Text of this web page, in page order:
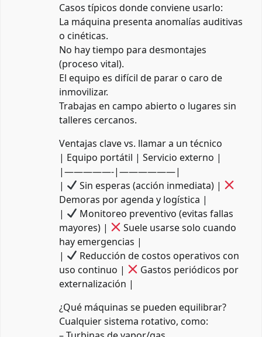
Casos típicos donde conviene usarlo:
La máquina presenta anomalías auditivas
o cinéticas.
No hay tiempo para desmontajes
(proceso vital).
El equipo es difícil de parar o caro de
inmovilizar.
Trabajas en campo abierto o lugares sin
talleres cercanos.
Ventajas clave vs. llamar a un técnico
| Equipo portátil | Servicio externo |
|—————-|——————|
|
Sin esperas (acción inmediata) |
Demoras por agenda y logística |
|
Monitoreo preventivo (evitas fallas
mayores) |
Suele usarse solo cuando
hay emergencias |
|
Reducción de costos operativos con
uso continuo |
Gastos periódicos por
externalización |
¿Qué máquinas se pueden equilibrar?
Cualquier sistema rotativo, como: